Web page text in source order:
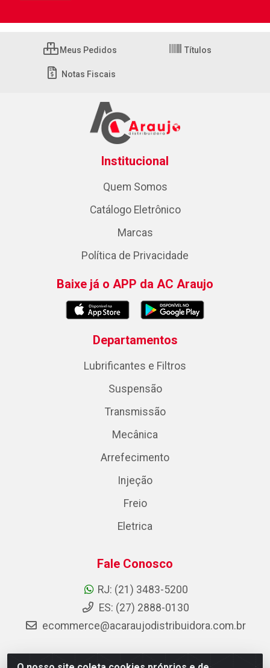
Meus Pedidos Títulos
Notas Fiscais
Institucional
Quem Somos
Catálogo Eletrônico
Marcas
Política de Privacidade
Baixe já o APP da AC Araujo
Departamentos
Lubrificantes e Filtros
Suspensão
Transmissão
Mecânica
Arrefecimento
Injeção
Freio
Eletrica
Fale Conosco
RJ: (21) 3483-5200
ES: (27) 2888-0130
ecommerce@acaraujodistribuidora.com.br